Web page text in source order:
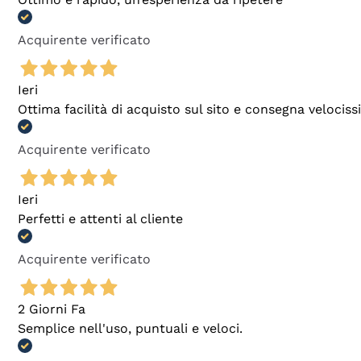
Acquirente verificato
Ieri
Ottima facilità di acquisto sul sito e consegna
Acquirente verificato
Ieri
Perfetti e attenti al cliente
Acquirente verificato
2 Giorni Fa
Semplice nell'uso, puntuali e veloci.